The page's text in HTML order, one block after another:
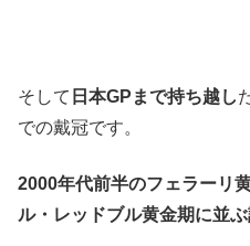
そして 日本GPまで持ち越し
での戴冠です。
2000年代前半のフェラーリ
ル・レッドブル黄金期に並